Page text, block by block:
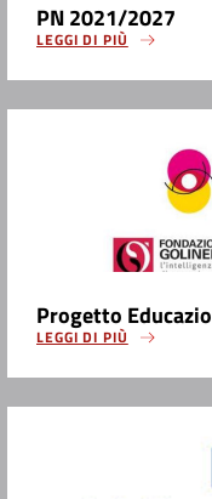
PN 2021/2027
LEGGI DI PIÙ
Progetto
LEGGI DI PIÙ